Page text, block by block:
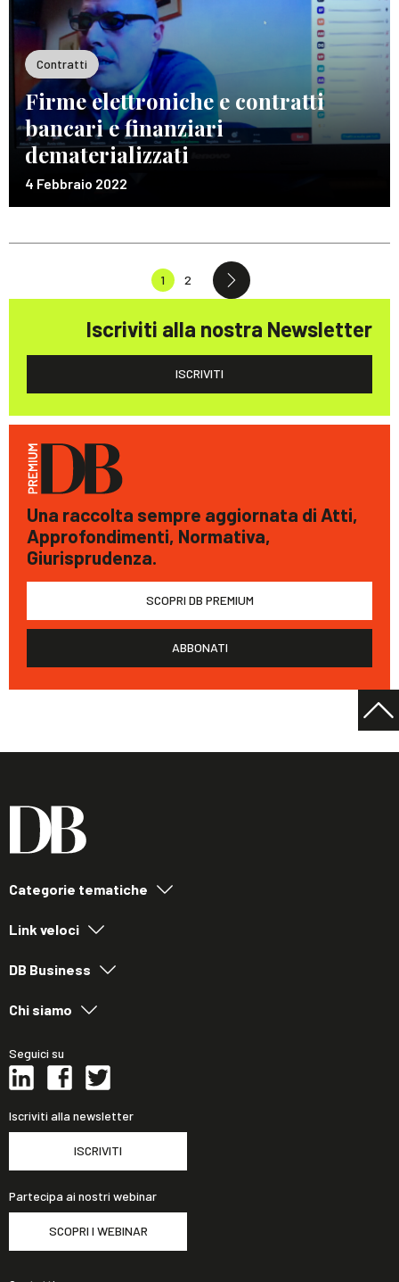
Contratti
Firme elettroniche e contratti
bancari e finanziari
dematerializzati
4 Febbraio 2022
1 2
Iscriviti alla nostra Newsletter
ISCRIVITI
Una raccolta sempre aggiornata di Atti,
Approfondimenti, Normativa,
Giurisprudenza.
SCOPRI DB PREMIUM
ABBONATI
Categorie tematiche
Link veloci
DB Business
Chi siamo
Seguici su
Iscriviti alla newsletter
ISCRIVITI
Partecipa ai nostri webinar
SCOPRI I WEBINAR